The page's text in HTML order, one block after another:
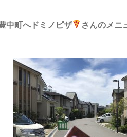
中町へドミノピザ さんのメニ